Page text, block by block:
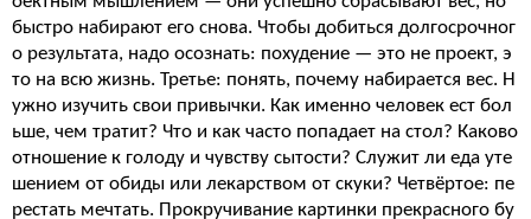
быстро набирают его снова. Чтобы добиться долгосрочног
о результата, надо осознать: похудение — это не проект, э
то на всю жизнь. Третье: понять, почему набирается вес. Н
ужно изучить свои привычки. Как именно человек ест бол
ьше, чем тратит? Что и как часто попадает на стол? Каково
отношение к голоду и чувству сытости? Служит ли еда уте
шением от обиды или лекарством от скуки? Четвёртое: пе
рестать мечтать. Прокручивание картинки прекрасного бу